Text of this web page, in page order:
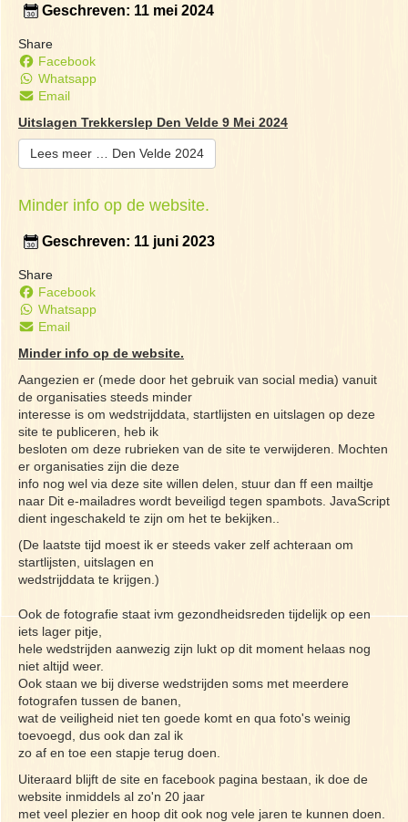
Geschreven: 11 mei 2024
Share
Facebook
Whatsapp
Email
Uitslagen Trekkerslep Den Velde 9 Mei 2024
Lees meer … Den Velde 2024
Minder info op de website.
Geschreven: 11 juni 2023
Share
Facebook
Whatsapp
Email
Minder info op de website.
Aangezien er (mede door het gebruik van social media) vanuit
de organisaties steeds minder
interesse is om wedstrijddata, startlijsten en uitslagen op deze
site te publiceren, heb ik
besloten om deze rubrieken van de site te verwijderen. Mochten
er organisaties zijn die deze
info nog wel via deze site willen delen, stuur dan ff een mailtje
naar Dit e-mailadres wordt beveiligd tegen spambots. JavaScript
dient ingeschakeld te zijn om het te bekijken.
(De laatste tijd moest ik er steeds vaker zelf achteraan om
startlijsten, uitslagen en
wedstrijddata te krijgen.)
Ook de fotografie staat ivm gezondheidsreden tijdelijk op een
iets lager pitje,
hele wedstrijden aanwezig zijn lukt op dit moment helaas nog
niet altijd weer.
Ook staan we bij diverse wedstrijden soms met meerdere
fotografen tussen de banen,
wat de veiligheid niet ten goede komt en qua foto's weinig
toevoegd, dus ook dan zal ik
zo af en toe een stapje terug doen.
Uiteraard blijft de site en facebook pagina bestaan, ik doe de
website inmiddels al zo'n 20 jaar
met veel plezier en hoop dit ook nog vele jaren te kunnen doen.